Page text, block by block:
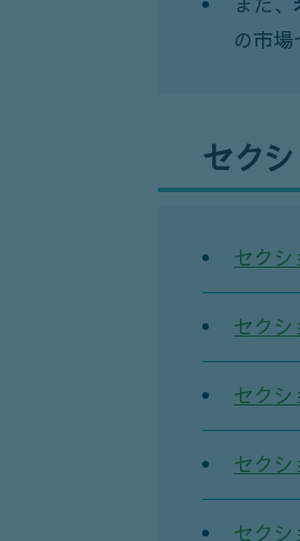
の市場
セク
セクシ
セクシ
セクシ
セクシ
セクシ